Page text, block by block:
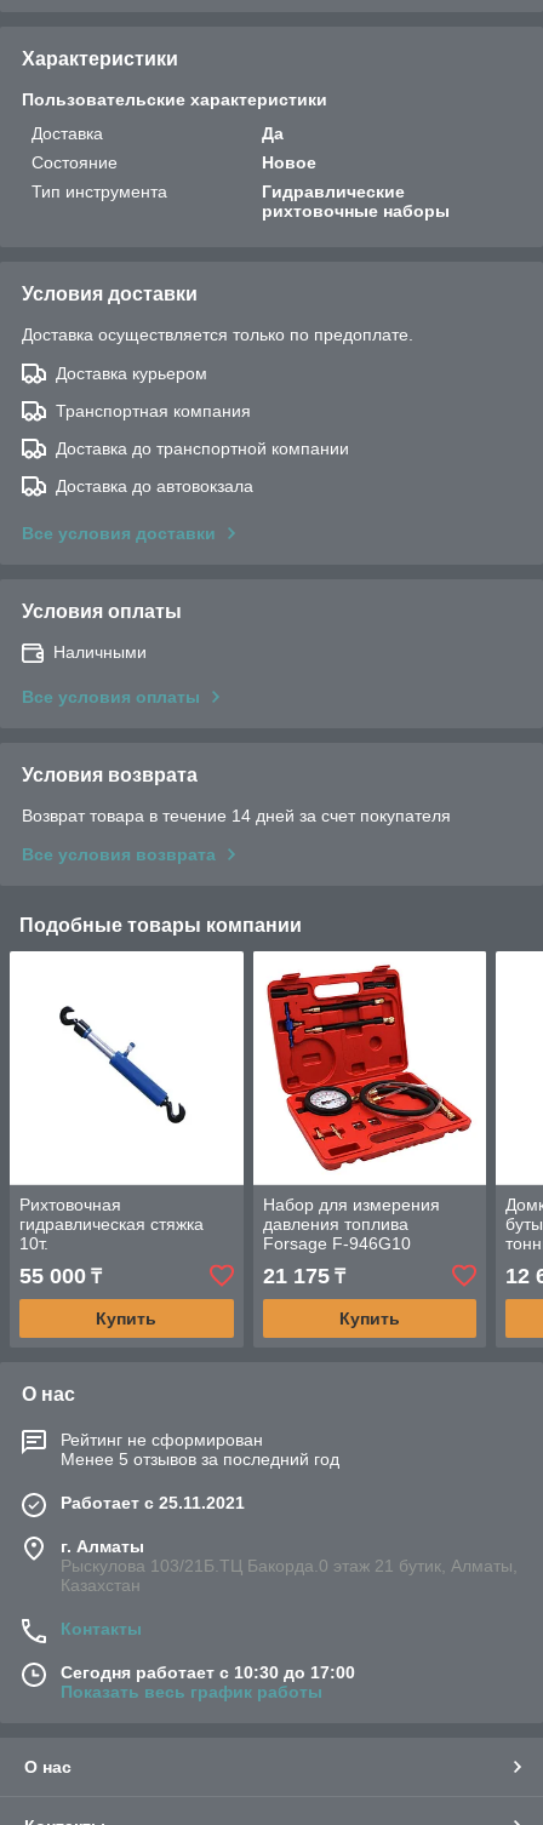
Характеристики
Пользовательские характеристики
Доставка
Да
Состояние
Новое
Тип инструмента
Гидравлические
рихтовочные наборы
Условия доставки
Доставка осуществляется только по предоплате.
Доставка курьером
Транспортная компания
Доставка до транспортной компании
Доставка до автовокзала
Все условия доставки
Условия оплаты
Наличными
Все условия оплаты
Условия возврата
Возврат товара в течение 14 дней за счет покупателя
Все условия возврата
Подобные товары компании
Рихтовочная
гидравлическая стяжка
10т.
55 000 ₸
Купить
Набор для измерения
давления топлива
Forsage F-946G10
21 175₸
Купить
12
О нас
Рейтинг не сформирован
Менее 5 отзывов за последний год
Работает с 25.11.2021
г. Алматы
Рыскулова 103/21Б.ТЦ Бакорда.0 этаж 21 бутик, Алматы,
Казахстан
Контакты
Сегодня работает с 10:30 до 17:00
Показать весь график работы
О нас